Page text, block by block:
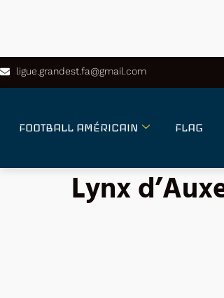
ligue.grandest.fa@gmail.com
FOOTBALL AMÉRICAIN FLAG
Lynx